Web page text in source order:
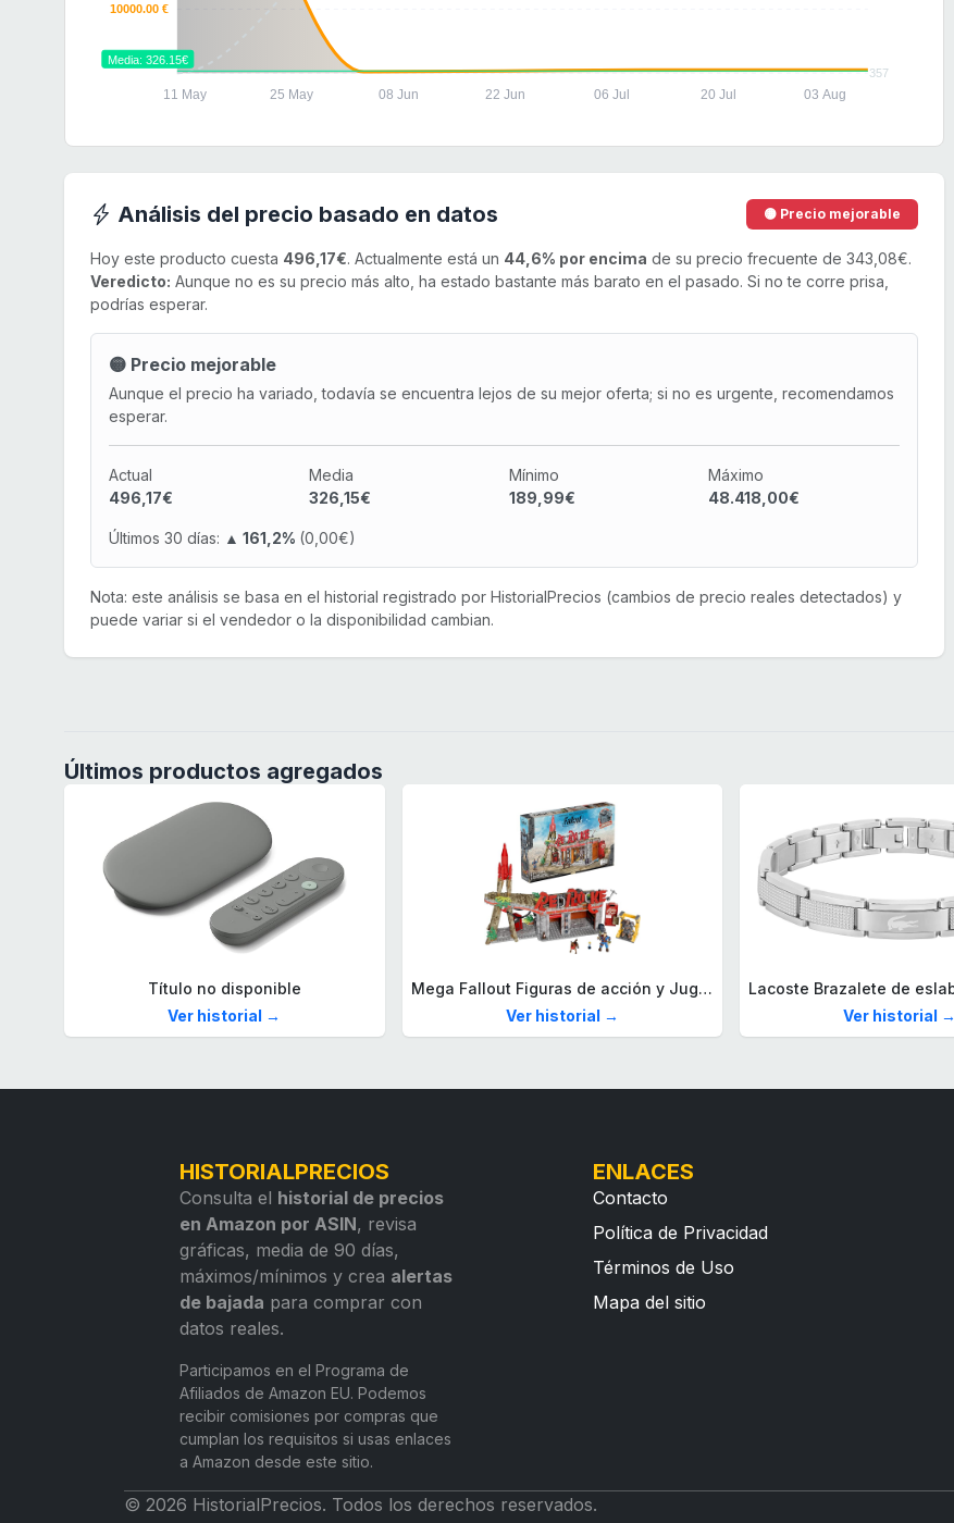
357
10000.00 €
11 May 25 May 08 Jun 22 Jun 06 Jul 20 Jul 03 Aug
Media: 326.15€
Análisis del precio basado en datos 🟡 Precio mejorable
Hoy este producto cuesta 496,17€. Actualmente está un 44,6% por encima de su precio frecuente de 343,08€.
Veredicto: Aunque no es su precio más alto, ha estado bastante más barato en el pasado. Si no te corre prisa,
podrías esperar.
🟡 Precio mejorable
Aunque el precio ha variado, todavía se encuentra lejos de su mejor oferta; si no es urgente, recomendamos
esperar.
Actual
496,17€
Media
326,15€
Mínimo
189,99€
Máximo
48.418,00€
Últimos 30 días: ▲ 161,2% (0,00€)
Nota: este análisis se basa en el historial registrado por HistorialPrecios (cambios de precio reales detectados) y
puede variar si el vendedor o la disponibilidad cambian.
Últimos productos agregados
Título no disponible
Ver historial →
Mega Fallout Figuras de acción y Juguetes de construcción, Parada de Camiones Red Rocket con 824 Piezas, 2 Personajes articulados y Accesorios, para coleccionistas, HXT00
Ver historial →
Ver historial →
HISTORIALPRECIOS
Consulta el historial de precios
en Amazon por ASIN, revisa
gráficas, media de 90 días,
máximos/mínimos y crea alertas
de bajada para comprar con
datos reales.
Participamos en el Programa de
Afiliados de Amazon EU. Podemos
recibir comisiones por compras que
cumplan los requisitos si usas enlaces
a Amazon desde este sitio.
ENLACES
Contacto
Política de Privacidad
Términos de Uso
Mapa del sitio
© 2026 HistorialPrecios. Todos los derechos reservados.